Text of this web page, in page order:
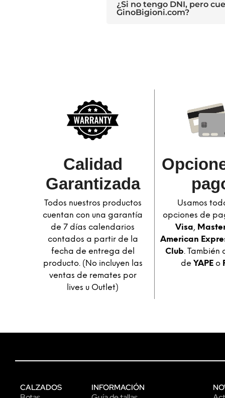
¿Si no tengo DNI, pero
GinoBigioni.com?
Calidad
Garantizada​
Todos nuestros productos
cuentan con una garantía
de 7 días calendarios
contados a partir de la
fecha de entrega del
producto. (No incluyen las
ventas de remates por
lives u Outlet)
Usamos
opciones de
Visa,
American
Club. También
de YAPE o
CALZADOS INFORMACIÓN